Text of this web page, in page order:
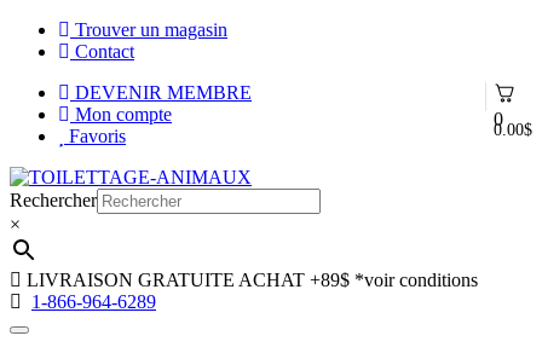
Trouver un magasin
Contact
0
0.00$
DEVENIR MEMBRE
Mon compte
Favoris
Aller
à
la
navigation
Aller
au
contenu
Rechercher
×
LIVRAISON GRATUITE ACHAT +89$ *voir conditions
1-866-964-6289